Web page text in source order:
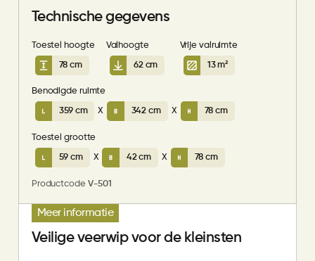
Technische gegevens
Toestel hoogte
78 cm
Valhoogte
62 cm
Vrije valruimte
13 m²
Benodigde ruimte
359 cm X 342 cm X 78 cm
Toestel grootte
59 cm X 42 cm X 78 cm
Productcode V-501
Meer informatie
Veilige veerwip voor de kleinsten